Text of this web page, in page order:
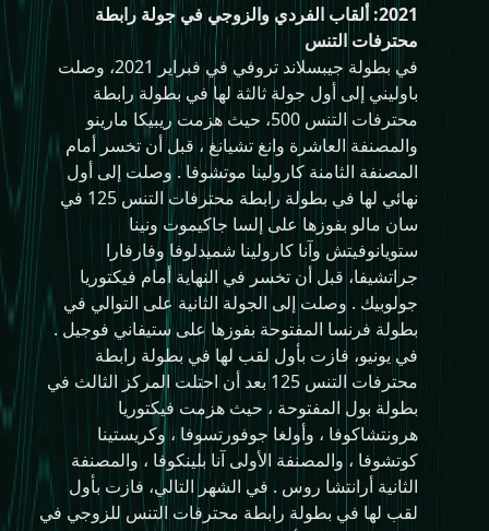
2021: ألقاب الفردي والزوجي في جولة رابطة
محترفات التنس
في بطولة جيبسلاند تروفي في فبراير 2021، وصلت
باوليني إلى أول جولة ثالثة لها في بطولة رابطة
محترفات التنس 500، حيث هزمت ريبيكا مارينو
والمصنفة العاشرة وانغ تشيانغ ، قبل أن تخسر أمام
المصنفة الثامنة كارولينا موتشوفا . وصلت إلى أول
نهائي لها في بطولة رابطة محترفات التنس 125 في
سان مالو بفوزها على إلسا جاكيموت ونينا
ستويانوفيتش وآنا كارولينا شميدلوفا وفارفارا
جراتشيفا، قبل أن تخسر في النهاية أمام فيكتوريا
جولوبيك . وصلت إلى الجولة الثانية على التوالي في
بطولة فرنسا المفتوحة بفوزها على ستيفاني فوجيل .
في يونيو، فازت بأول لقب لها في بطولة رابطة
محترفات التنس 125 بعد أن احتلت المركز الثالث في
بطولة بول المفتوحة ، حيث هزمت فيكتوريا
هرونتشاكوفا ، وأولغا جوفورتسوفا ، وكريستينا
كوتشوفا ، والمصنفة الأولى آنا بلينكوفا ، والمصنفة
الثانية أرانتشا روس . في الشهر التالي، فازت بأول
لقب لها في بطولة رابطة محترفات التنس للزوجي في